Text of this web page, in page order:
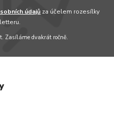
údajů za účelem rozesílky
Zasíláme dvakrát ročně.